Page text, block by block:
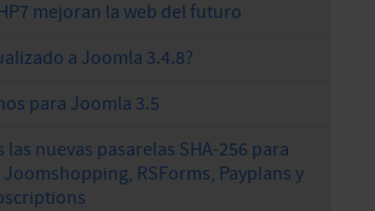
mejoran la web del futuro
a Joomla 3.4.8?
para Joomla 3.5
las nuevas pasarelas SHA-256 para
RSForms, Payplans y